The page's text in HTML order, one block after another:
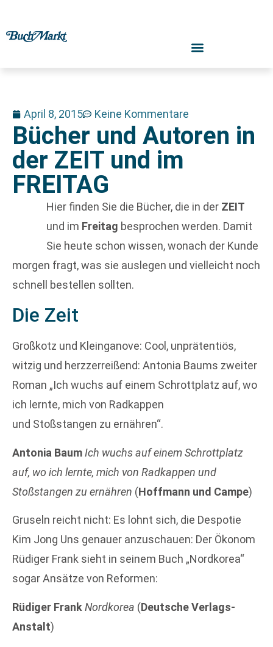
April 8, 2015 Keine Kommentare
Bücher und Autoren in
der ZEIT und im
FREITAG
Hier finden Sie die Bücher, die in der ZEIT
und im Freitag besprochen werden. Damit
Sie heute schon wissen, wonach der Kunde
morgen fragt, was sie auslegen und vielleicht noch
schnell bestellen sollten.
Die Zeit
Großkotz und Kleinganove: Cool, unprätentiös,
witzig und herzzerreißend: Antonia Baums zweiter
Roman „Ich wuchs auf einem Schrottplatz auf, wo
ich lernte, mich von Radkappen
und Stoßstangen zu ernähren“.
Antonia Baum Ich wuchs auf einem Schrottplatz
auf, wo ich lernte, mich von Radkappen und
Stoßstangen zu ernähren (Hoffmann und Campe)
Gruseln reicht nicht: Es lohnt sich, die Despotie
Kim Jong Uns genauer anzuschauen: Der Ökonom
Rüdiger Frank sieht in seinem Buch „Nordkorea“
sogar Ansätze von Reformen:
Rüdiger FrankNordkorea (Deutsche Verlags-
Anstalt)